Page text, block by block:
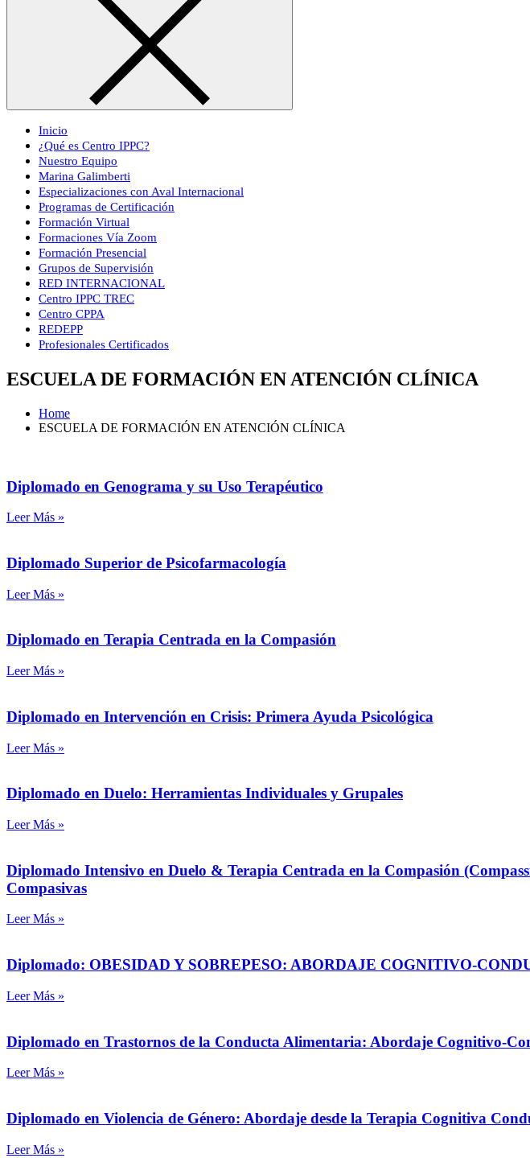
Inicio
¿Qué es Centro IPPC?
Nuestro Equipo
Marina Galimberti
Especializaciones con Aval Internacional
Programas de Certificación
Formación Virtual
Formaciones Vía Zoom
Formación Presencial
Grupos de Supervisión
RED INTERNACIONAL
Centro IPPC TREC
Centro CPPA
REDEPP
Profesionales Certificados
ESCUELA DE FORMACIÓN EN ATENCIÓN CLÍNICA
Home
ESCUELA DE FORMACIÓN EN ATENCIÓN CLÍNICA
Diplomado en Genograma y su Uso Terapéutico
Leer Más »
Diplomado Superior de Psicofarmacología
Leer Más »
Diplomado en Terapia Centrada en la Compasión
Leer Más »
Diplomado en Intervención en Crisis: Primera Ayuda Psicológica
Leer Más »
Diplomado en Duelo: Herramientas Individuales y Grupales
Leer Más »
Diplomado Intensivo en Duelo & Terapia Centrada en la Compasión
Compasivas
Leer Más »
Diplomado: OBESIDAD Y SOBREPESO: ABORDAJE COGNITIVO-
Leer Más »
Diplomado en Trastornos de la Conducta Alimentaria: Abordaje Cognitivo-
Leer Más »
Diplomado en Violencia de Género: Abordaje desde la Terapia Cognitiva
Leer Más »